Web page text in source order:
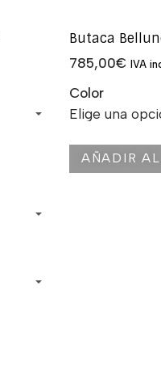
Butaca
785,00€ IVA
Color
AÑADIR